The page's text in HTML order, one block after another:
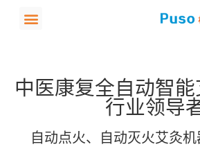
中医康复全自动智
行业领导
自动点火、自动灭火艾灸